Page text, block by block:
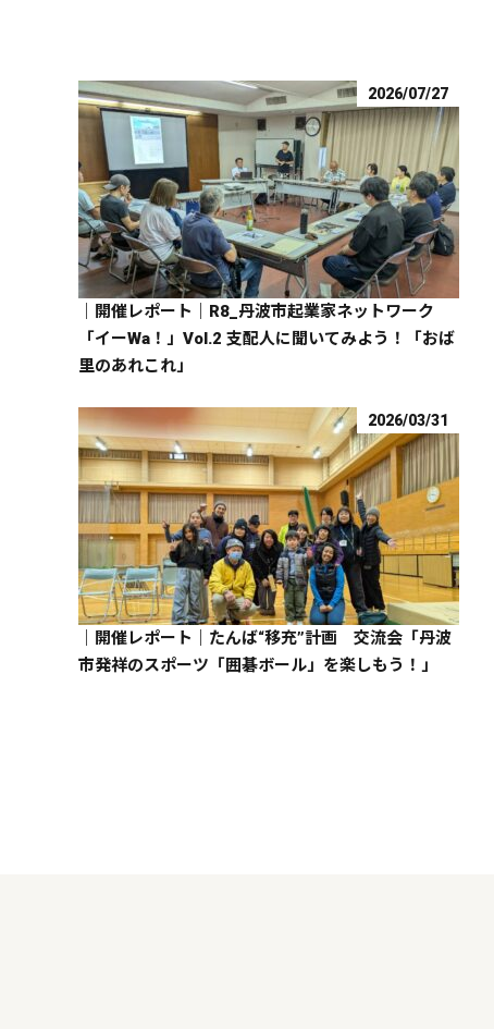
2026/07/27
｜開催レポート｜R8_丹波市起業家ネットワーク
「イーWa！」Vol.2 支配人に聞いてみよう！「おば
里のあれこれ」
2026/03/31
｜開催レポート｜たんば“移充”計画 交流会「丹波
市発祥のスポーツ「囲碁ボール」を楽しもう！」